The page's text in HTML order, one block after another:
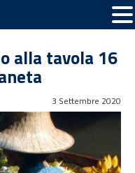
alla tavola 16
3 Settembre 2020